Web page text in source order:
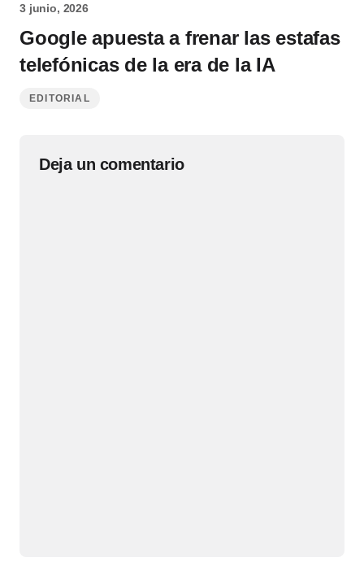
3 junio, 2026
Google apuesta a frenar las estafas
telefónicas de la era de la IA
EDITORIAL
Deja un comentario